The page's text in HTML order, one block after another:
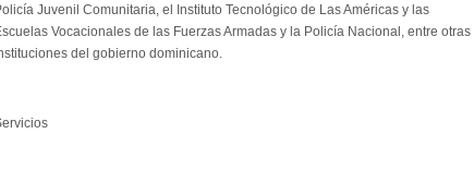
Juvenil Comunitaria, el Instituto Tecnológico de Las Américas y las
Vocacionales de las Fuerzas Armadas y la Policía Nacional, entre otras
del gobierno dominicano.